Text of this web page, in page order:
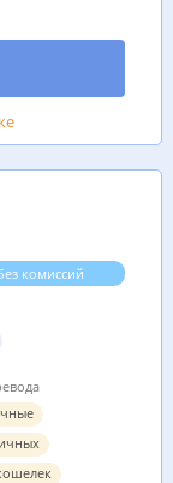
комиссий